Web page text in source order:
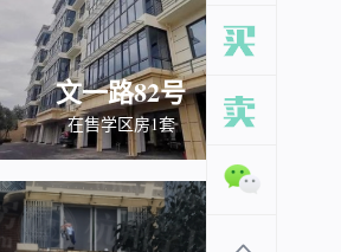
文一路82号
在售学区房1套